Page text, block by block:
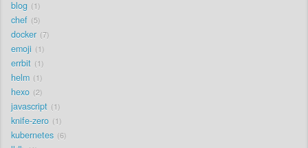
blog 1
chef 5
docker 7
emoji 1
errbit 1
helm 1
hexo 2
javascript 1
knife-zero 1
kubernetes 6